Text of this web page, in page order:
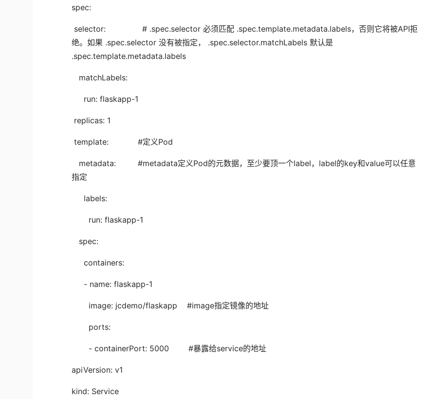
spec:
selector: # .spec.selector 必须匹配 .spec.template.metadata.labels，否则它将被API拒
绝。如果 .spec.selector 没有被指定， .spec.selector.matchLabels 默认是
.spec.template.metadata.labels
matchLabels:
run: flaskapp-1
replicas: 1
template: #定义Pod
metadata: #metadata定义Pod的元数据，至少要顶一个label，label的key和value可以任意
指定
labels:
run: flaskapp-1
spec:
containers:
- name: flaskapp-1
image: jcdemo/flaskapp #image指定镜像的地址
ports:
- containerPort: 5000 #暴露给service的地址
apiVersion: v1
kind: Service